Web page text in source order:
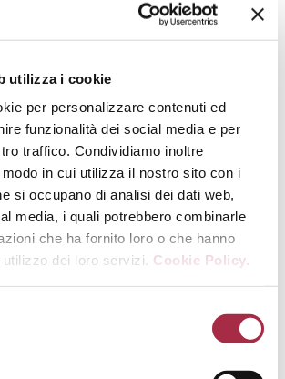
utilizza i cookie
per personalizzare contenuti ed
funzionalità dei social media e per
traffico. Condividiamo inoltre
in cui utilizza il nostro sito con i
si occupano di analisi dei dati web,
media, i quali potrebbero combinarle
che ha fornito loro o che hanno
dei loro servizi. Cookie Policy.
77 - 41030 Bastiglia (MO)
ORARI